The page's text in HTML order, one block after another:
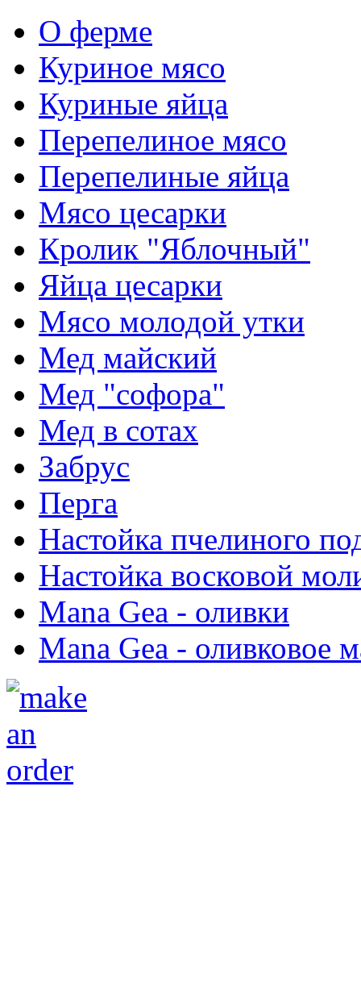
О ферме
Куриное мясо
Куриные яйца
Перепелиное мясо
Перепелиные яйца
Мясо цесарки
Кролик "Яблочный"
Яйца цесарки
Мясо молодой утки
Мед майский
Мед "софора"
Мед в сотах
Забрус
Перга
Настойка пчелиного
Настойка восковой
Mana Gea - оливки
Mana Gea - оливковое